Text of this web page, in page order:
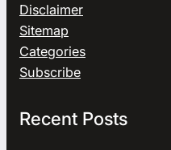
Disclaimer
Sitemap
Categories
Subscribe
Recent Posts